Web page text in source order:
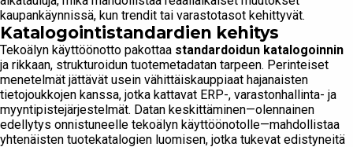
kaupankäynnissä, kun trendit tai varastotasot kehittyvät.
Katalogointistandardien kehitys
Tekoälyn käyttöönotto pakottaa standardoidun katalogoinnin
ja rikkaan, strukturoidun tuotemetadatan tarpeen. Perinteiset
menetelmät jättävät usein vähittäiskauppiaat hajanaisten
tietojoukkojen kanssa, jotka kattavat ERP-, varastonhallinta- ja
myyntipistejärjestelmät. Datan keskittäminen—olennainen
edellytys onnistuneelle tekoälyn käyttöönotolle—mahdollistaa
yhtenäisten tuotekatalogien luomisen, jotka tukevat edistyneitä